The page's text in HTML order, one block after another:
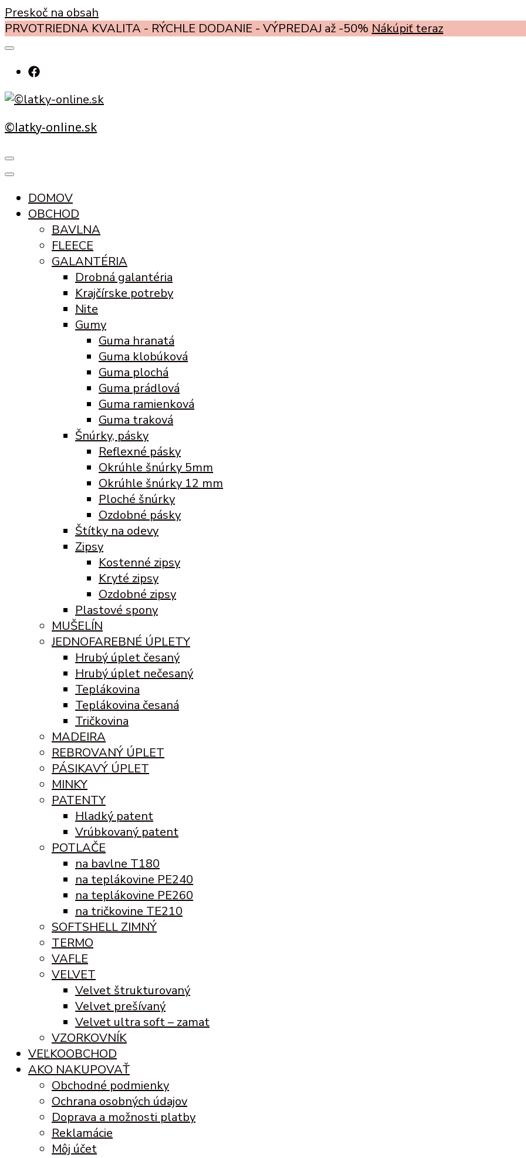
Preskoč na obsah
PRVOTRIEDNA KVALITA - RÝCHLE DODANIE - VÝPREDAJ až -50% Nákúpiť teraz
©latky-online.sk
DOMOV
OBCHOD
BAVLNA
FLEECE
GALANTÉRIA
Drobná galantéria
Krajčírske potreby
Nite
Gumy
Guma hranatá
Guma klobúková
Guma plochá
Guma prádlová
Guma ramienková
Guma traková
Šnúrky, pásky
Reflexné pásky
Okrúhle šnúrky 5mm
Okrúhle šnúrky 12 mm
Ploché šnúrky
Ozdobné pásky
Štítky na odevy
Zipsy
Kostenné zipsy
Kryté zipsy
Ozdobné zipsy
Plastové spony
MUŠELÍN
JEDNOFAREBNÉ ÚPLETY
Hrubý úplet česaný
Hrubý úplet nečesaný
Teplákovina
Teplákovina česaná
Tričkovina
MADEIRA
REBROVANÝ ÚPLET
PÁSIKAVÝ ÚPLET
MINKY
PATENTY
Hladký patent
Vrúbkovaný patent
POTLAČE
na bavlne T180
na teplákovine PE240
na teplákovine PE260
na tričkovine TE210
SOFTSHELL ZIMNÝ
TERMO
VAFLE
VELVET
Velvet štrukturovaný
Velvet prešívaný
Velvet ultra soft – zamat
VZORKOVNÍK
VEĽKOOBCHOD
AKO NAKUPOVAŤ
Obchodné podmienky
Ochrana osobných údajov
Doprava a možnosti platby
Reklamácie
Môj účet